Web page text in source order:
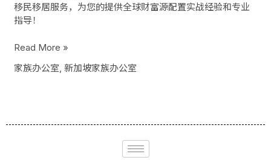
移民移居服务，为您的提供全球财富源配置实战经验和专业
指导！
Read More »
家族办公室 ,新加坡家族办公室